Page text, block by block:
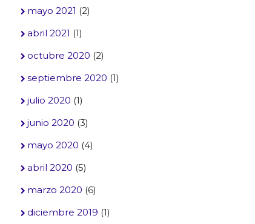
mayo 2021 (2)
abril 2021 (1)
octubre 2020 (2)
septiembre 2020 (1)
julio 2020 (1)
junio 2020 (3)
mayo 2020 (4)
abril 2020 (5)
marzo 2020 (6)
diciembre 2019 (1)